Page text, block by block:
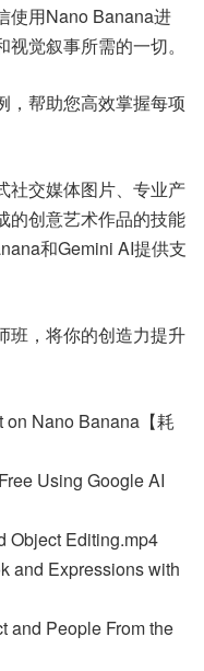
使用Nano Banana进
觉叙事所需的一切。
，帮助您高效掌握每项
社交媒体图片、专业产
的创意艺术作品的技能
和Gemini AI提供支
班，将你的创造力提升
on Nano Banana【耗
Using Google AI
Object Editing.mp4
and Expressions with
and People From the